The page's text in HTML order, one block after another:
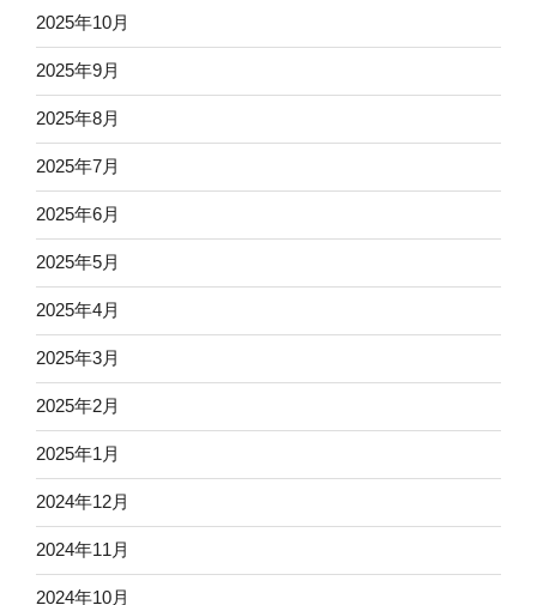
2025年10月
2025年9月
2025年8月
2025年7月
2025年6月
2025年5月
2025年4月
2025年3月
2025年2月
2025年1月
2024年12月
2024年11月
2024年10月